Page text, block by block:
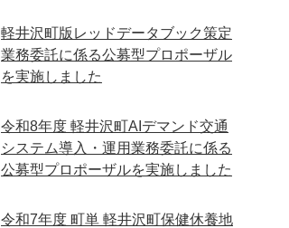
軽井沢町版レッドデータブック策定
業務委託に係る公募型プロポーザル
を実施しました
令和8年度 軽井沢町AIデマンド交通
システム導入・運用業務委託に係る
公募型プロポーザルを実施しました
令和7年度 町単 軽井沢町保健休養地